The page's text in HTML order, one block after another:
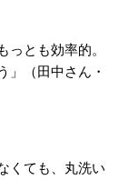
っとも効率的。
」（田中さん・
くても、丸洗い